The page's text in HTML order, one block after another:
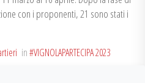
con i proponenti, 21 sono stati i
in#VIGNOLAPARTECIPA 2023